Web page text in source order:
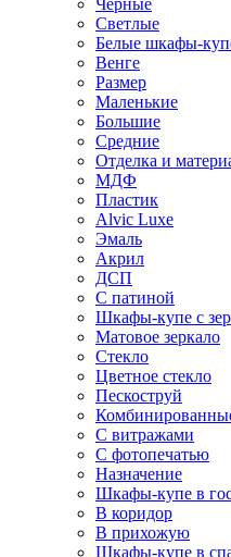
Черные
Светлые
Белые шкафы-
Венге
Размер
Маленькие
Большие
Средние
Отделка и
МДФ
Пластик
Alvic Luxe
Эмаль
Акрил
ДСП
С патиной
Шкафы-купе с
Матовое зеркало
Стекло
Цветное стекло
Пескоструй
С витражами
С фотопечатью
Назначение
Шкафы-купе в
В коридор
В прихожую
Шкафы-купе в